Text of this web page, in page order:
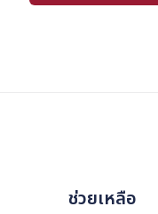
ช่วยเหลือ